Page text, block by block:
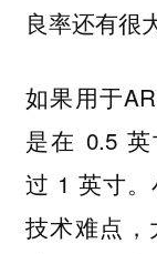
良率还有很
如果用于
是在 0.5
过 1 英寸
技术难点